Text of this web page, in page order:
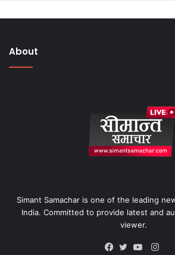
About
Simant Samachar is one of the leading
India. Committed to provide latest and
viewer.